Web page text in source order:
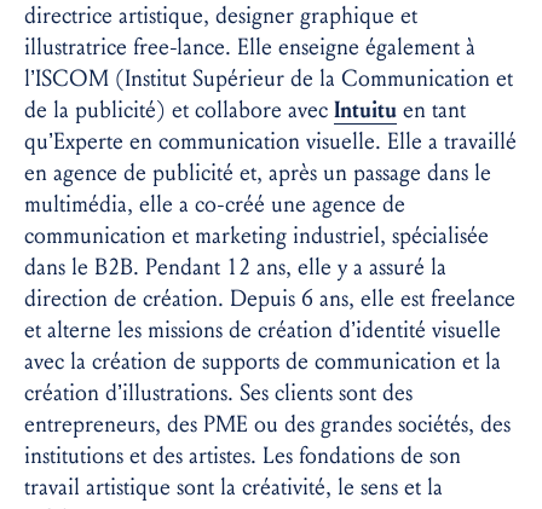
directrice artistique, designer graphique et
illustratrice free-lance. Elle enseigne également à
l’ISCOM (Institut Supérieur de la Communication et
de la publicité) et collabore avec Intuitu en tant
qu’Experte en communication visuelle. Elle a travaillé
en agence de publicité et, après un passage dans le
multimédia, elle a co-créé une agence de
communication et marketing industriel, spécialisée
dans le B2B. Pendant 12 ans, elle y a assuré la
direction de création. Depuis 6 ans, elle est freelance
et alterne les missions de création d’identité visuelle
avec la création de supports de communication et la
création d’illustrations. Ses clients sont des
entrepreneurs, des PME ou des grandes sociétés, des
institutions et des artistes. Les fondations de son
travail artistique sont la créativité, le sens et la